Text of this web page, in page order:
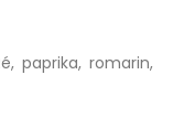
paprika, romarin,